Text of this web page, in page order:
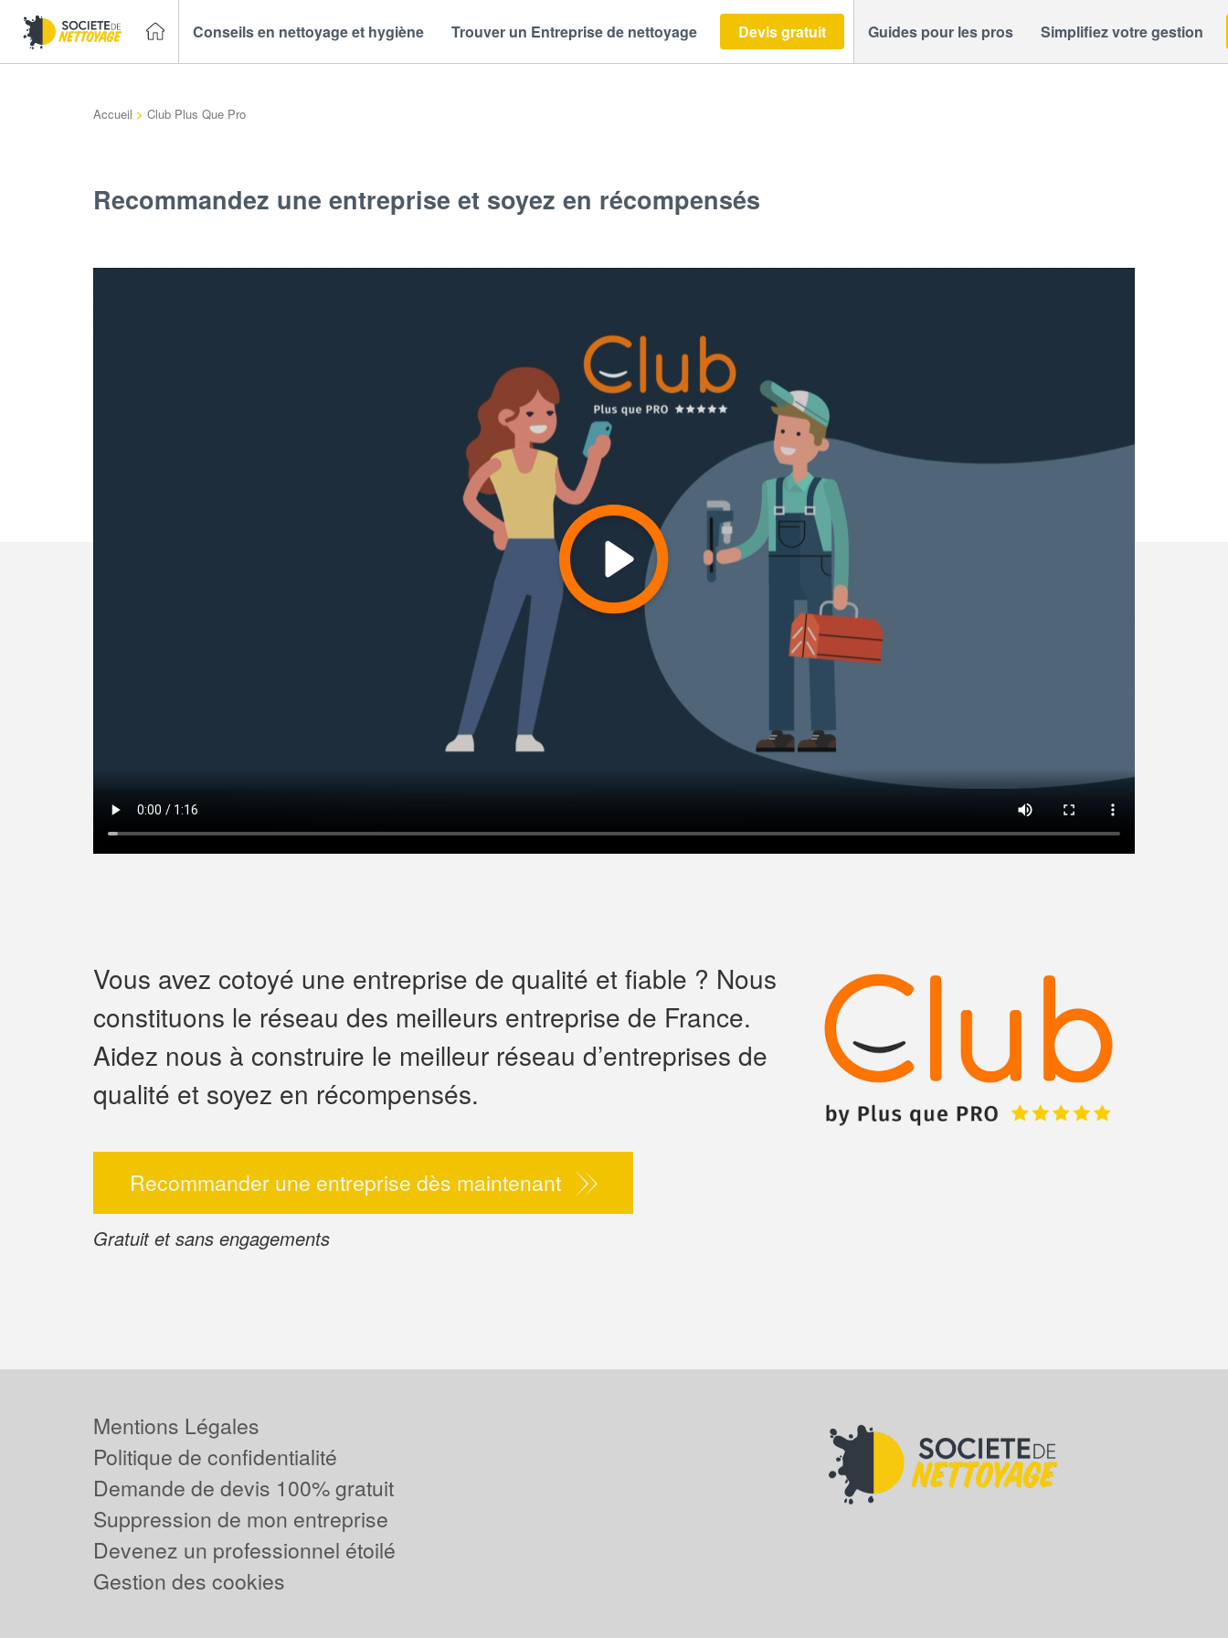
Conseils en nettoyage et hygiène Trouver un Entreprise de nettoyage Devis gratuit Guides pour les pros Simplifiez votre gestion
Accueil > Club Plus Que Pro
Recommandez une entreprise et soyez en récompensés
Vous avez cotoyé une entreprise de qualité et fiable ? Nous
constituons le réseau des meilleurs entreprise de France.
Aidez nous à construire le meilleur réseau d’entreprises de
qualité et soyez en récompensés.
Recommander une entreprise dès maintenant
Gratuit et sans engagements
Vous êtes un
professionnel ?
Augmentez votrechiffre d'affaires
Mentions Légales
Politique de confidentialité
Demande de devis 100% gratuit
Suppression de mon entreprise
Devenez un professionnel étoilé
Gestion des cookies